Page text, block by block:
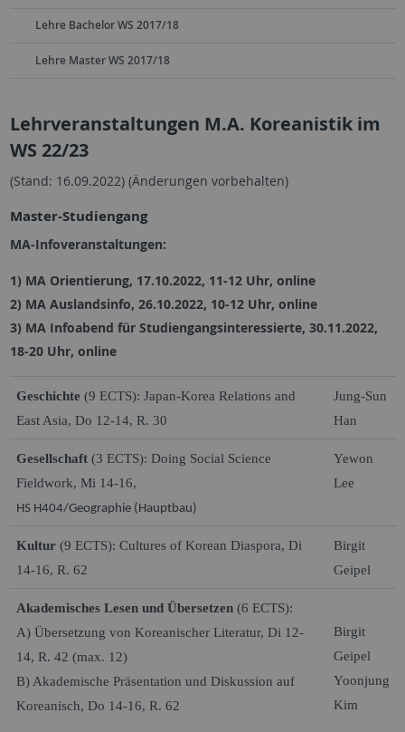
Lehre Bachelor WS 2017/18
Lehre Master WS 2017/18
Lehrveranstaltungen M.A. Koreanistik im
WS 22/23
(Stand: 16.09.2022) (Änderungen vorbehalten)
Master-Studiengang
MA-Infoveranstaltungen:
1) MA Orientierung, 17.10.2022, 11-12 Uhr, online
2) MA Auslandsinfo, 26.10.2022, 10-12 Uhr, online
3) MA Infoabend für Studiengangsinteressierte, 30.11.2022,
18-20 Uhr, online
Geschichte (9 ECTS): Japan-Korea Relations and
East Asia, Do 12-14, R. 30
Jung-Sun
Han
Gesellschaft(3 ECTS): Doing Social Science
Fieldwork, Mi 14-16,
HS H404/Geographie (Hauptbau)
Yewon
Lee
Kultur (9 ECTS): Cultures of Korean Diaspora, Di
14-16, R. 62
Birgit
Geipel
Akademisches Lesen und Übersetzen (6 ECTS):
A) Übersetzung von Koreanischer Literatur, Di 12-
14, R. 42 (max. 12)
B) Akademische Präsentation und Diskussion auf
Koreanisch, Do 14-16, R. 62
Birgit
Geipel
Yoonjung
Kim